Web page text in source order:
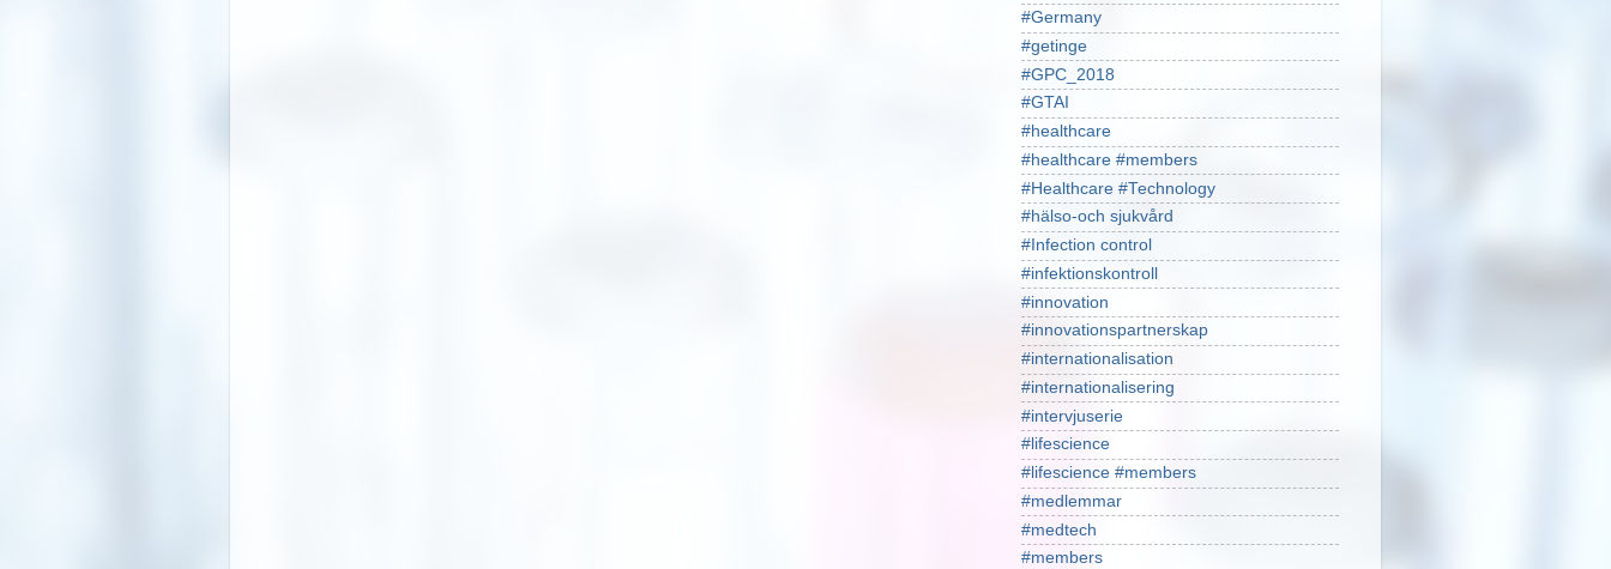
#Germany
#getinge
#GPC_2018
#GTAI
#healthcare
#healthcare #members
#Healthcare #Technology
#hälso-och sjukvård
#Infection control
#infektionskontroll
#innovation
#innovationspartnerskap
#internationalisation
#internationalisering
#intervjuserie
#lifescience
#lifescience #members
#medlemmar
#medtech
#members